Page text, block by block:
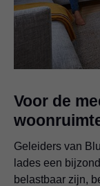
Voor de
Geleiders van
lades een
belastbaar zijn,